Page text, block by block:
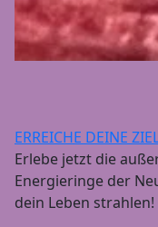
ERREICHE DEINE
Erlebe jetzt die
Energieringe der
dein Leben strahlen!